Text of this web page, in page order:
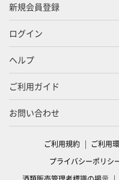
新規会員登録
ログイン
ヘルプ
ご利用ガイド
お問い合わせ
ご利用規約 ご利用
プライバシーポリシ